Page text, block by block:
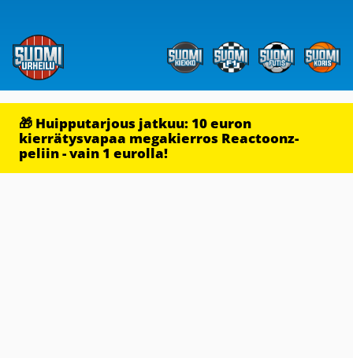
🎁 Huipputarjous jatkuu: 10 euron
kierrätysvapaa megakierros Reactoonz-
peliin - vain 1 eurolla!